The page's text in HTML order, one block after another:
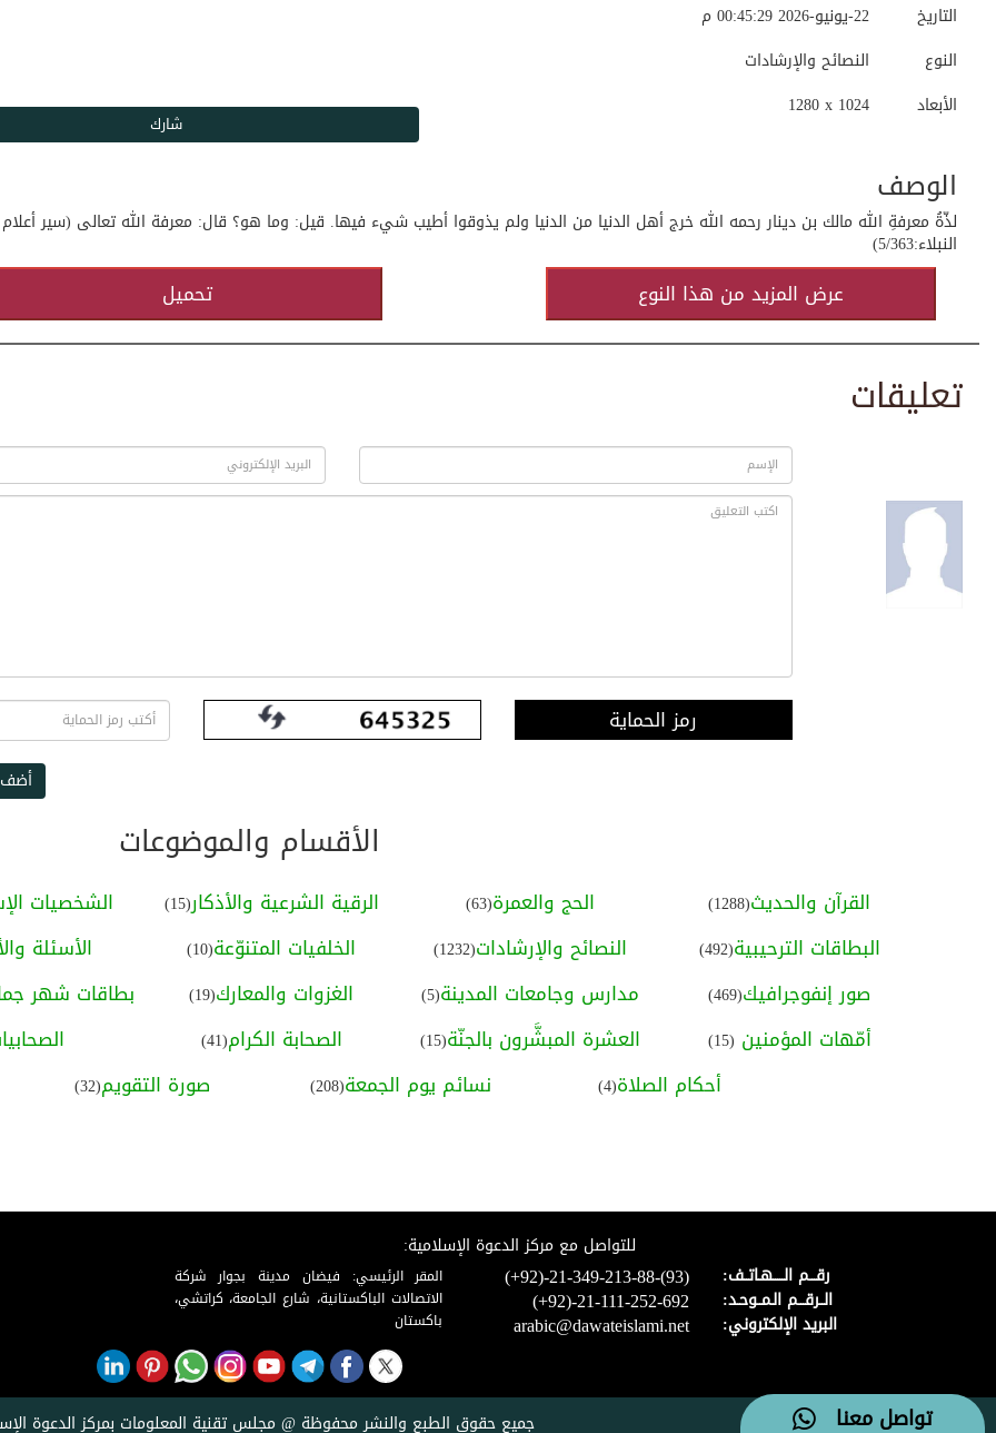
تواصل معنا
22-يونيو-2026 00:45:29 م
التاريخ
النصائح والإرشادات
النوع
1280 x 1024
الأبعاد
الوصف
لذّةُ معرفةِ الله مالك بن دينار رحمه الله خرج أهل الدنيا من الدنيا ولم يذوقوا أطيب شيء فيها. قيل: وما هو؟ قال: معرفة الله تعالى (سير أعلام
النبلاء:5/363)
تحميل عرض المزيد من هذا النوع
تعليقات
رمز الحماية
الأقسام والموضوعات
القرآن والحديث(1288) الحج والعمرة(63) الرقية الشرعية والأذكار(15) الشخصيات
البطاقات الترحيبية(492) النصائح والإرشادات(1232) الخلفيات المتنوّعة(10) الأسئلة
صور إنفوجرافيك(469) مدارس وجامعات المدينة(5) الغزوات والمعارك(19) بطاقات شهر
أمّهات المؤمنين (15) العشرة المبشَّرون بالجنّة(15) الصحابة الكرام(41)
أحكام الصلاة(4) نسائم يوم الجمعة(208) صورة التقويم(32)
للتواصل مع مركز الدعوة الإسلامية:
المقر الرئيسي: فيضان مدينة بجوار شركة
الاتصالات الباكستانية، شارع الجامعة، كراتشي،
باكستان
(+92)-21-349-213-88-(93) رقـــم الـــــهـاتــف:
(+92)-21-111-252-692 الــرقـــم الـمــوحـد:
arabic@dawateislami.net البريد الإلكتروني:
جميع حقوق الطبع والنشر محفوظة @ مجلس تقنية المعلومات بمركز الدعوة